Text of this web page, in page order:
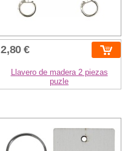
2,80 €
Llavero de madera 2 piezas
puzle